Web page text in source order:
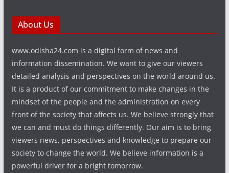
About Us
www.odisha24.com is a digital form of news and
information dissemination. We want to give our viewers
detailed analysis and perspectives on the world around us.
It is a product of our commitment to make changes in the
mindset of the people and the administration on every
front of the society that affects us. We believe strongly that
we can and must do things differently. Our aim is to bring
viewers news, perspectives and knowledge to prepare our
society to change the world. We believe information is a
powerful driver for a bright tomorrow.